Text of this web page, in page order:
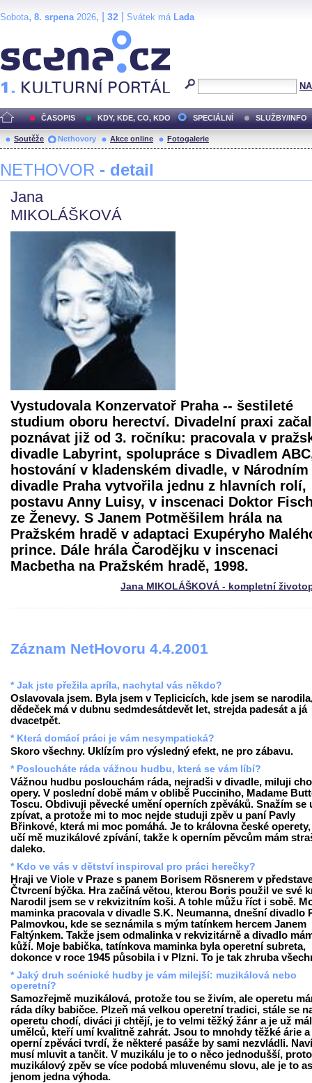
Sobota, 8. srpena2026, | 32 Svátek má Lada
ČASOPIS KDY, KDE, CO, KDO SPECIÁLNÍ SLUŽBY/INFO
Soutěže Nethovory Akce online Fotogalerie
NETHOVOR - detail
Jana
MIKOLÁŠKOVÁ
Vystudovala Konzervatoř Praha -- šestileté
studium oboru herectví. Divadelní praxi
poznávat již od 3. ročníku: pracovala v
divadle Labyrint, spolupráce s Divadlem
hostování v kladenském divadle, v Národním
divadle Praha vytvořila jednu z hlavních rolí,
postavu Anny Luisy, v inscenaci Doktor
ze Ženevy. S Janem Potměšilem hrála na
Pražském hradě v adaptaci Exupéryho
prince. Dále hrála Čarodějku v inscenaci
Macbethana Pražském hradě, 1998.
Jana MIKOLÁŠKOVÁ - kompletní
Záznam NetHovoru 4.4.2001
* Jak jste přežila apríla, nachytal vás někdo?
Oslavovala jsem. Byla jsem v Teplicicích, kde jsem se
dědeček má v dubnu sedmdesátdevět let, strejda padesát a já
dvacetpět.
* Která domácí práci je vám nesympatická?
Skoro všechny. Uklízím pro výsledný efekt, ne pro zábavu.
* Posloucháte ráda vážnou hudbu, která se vám líbí?
Vážnou hudbu poslouchám ráda, nejradši v divadle, miluji
opery. V poslední době mám v oblibě Pucciniho, Madame
Toscu. Obdivuji pěvecké umění operních zpěváků. Snažím se
zpívat, a protože mi to moc nejde studuji zpěv u paní Pavly
Břinkové, která mi moc pomáhá. Je to královna české operety,
učí mě muzikálové zpívání, takže k operním pěvcům mám
daleko.
* Kdo ve vás v dětství inspiroval pro práci herečky?
Hraji ve Viole v Praze s panem Borisem Rösnerem v
Čtvrcení býčka. Hra začíná větou, kterou Boris použil ve své
Narodil jsem se v rekvizitním koši. A tohle můžu říct i sobě.
maminka pracovala v divadle S.K. Neumanna, dnešní divadlo
Palmovkou, kde se seznámila s mým tatínkem hercem Janem
Faltýnkem. Takže jsem odmalinka v rekvizitárně a divadlo
kůží. Moje babička, tatínkova maminka byla operetní subreta,
dokonce v roce 1945 působila i v Plzni. To je tak zhruba
* Jaký druh scénické hudby je vám milejší: muzikálová nebo
operetní?
Samozřejmě muzikálová, protože tou se živím, ale operetu
ráda díky babičce. Plzeň má velkou operetní tradici, stále se
operetu chodí, diváci ji chtějí, je to velmi těžký žánr a je už
umělců, kteří umí kvalitně zahrát. Jsou to mnohdy těžké árie a
operní zpěváci tvrdí, že některé pasáže by sami nezvládli.
musí mluvit a tančit. V muzikálu je to o něco jednodušší,
muzikálový zpěv se více podobá mluvenému slovu, ale je to
jenom jedna výhoda.